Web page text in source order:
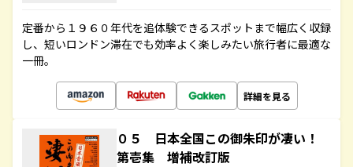
定番から１９６０年代を追体験できるスポットまで幅広く収録
し、短いロンドン滞在でも効率よく楽しみたい旅行者に最適な
一冊。
詳細を見る
０５ 日本全国この御朱印が凄い！
第壱集 増補改訂版